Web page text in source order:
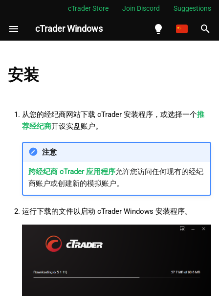
cTrader Store Join Discord Suggestions
cTrader Windows
Melayu
Tiếng Việt
한국어
中文
日本語
正
初
始
故障排除
安装
从您的经纪商网站下载 cTrader 安装程序，或选择一个推
荐经纪商开设实盘账户。
注意
跨经纪商 cTrader 应用程序允许您访问任何现有的经纪
商账户或创建新的模拟账户。
运行下载的文件以启动 cTrader Windows 安装程序。